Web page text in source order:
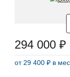
294 000 ₽
от 29 400 ₽ в